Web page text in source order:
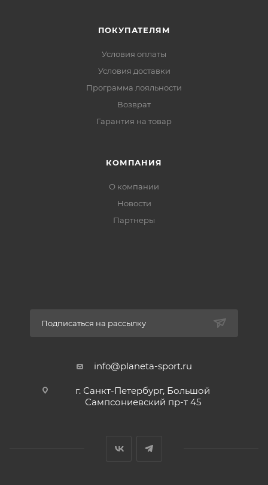
ПОКУПАТЕЛЯМ
Условия оплаты
Условия доставки
Программа лояльности
Возврат
Гарантия на товар
КОМПАНИЯ
О компании
Новости
Партнеры
Подписаться на рассылку
info@planeta-sport.ru
г. Санкт-Петербург, Большой
Сампсониевский пр-т 45